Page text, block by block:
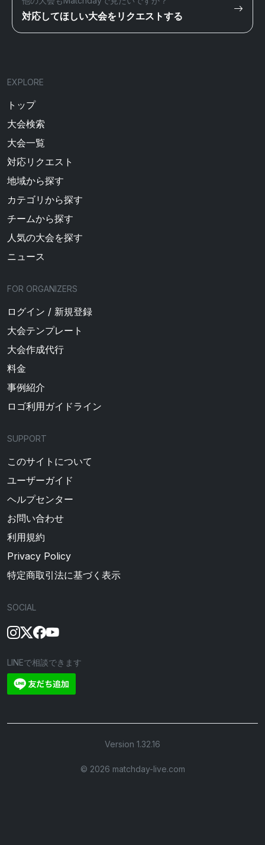
対応してほしい大会をリクエストする
EXPLORE
トップ
大会検索
大会一覧
対応リクエスト
地域から探す
カテゴリから探す
チームから探す
人気の大会を探す
ニュース
FOR ORGANIZERS
ログイン / 新規登録
大会テンプレート
大会作成代行
料金
事例紹介
ロゴ利用ガイドライン
SUPPORT
このサイトについて
ユーザーガイド
ヘルプセンター
お問い合わせ
利用規約
Privacy Policy
特定商取引法に基づく表示
SOCIAL
LINEで相談できます
Version 1.32.16
©︎ 2026 matchday-live.com